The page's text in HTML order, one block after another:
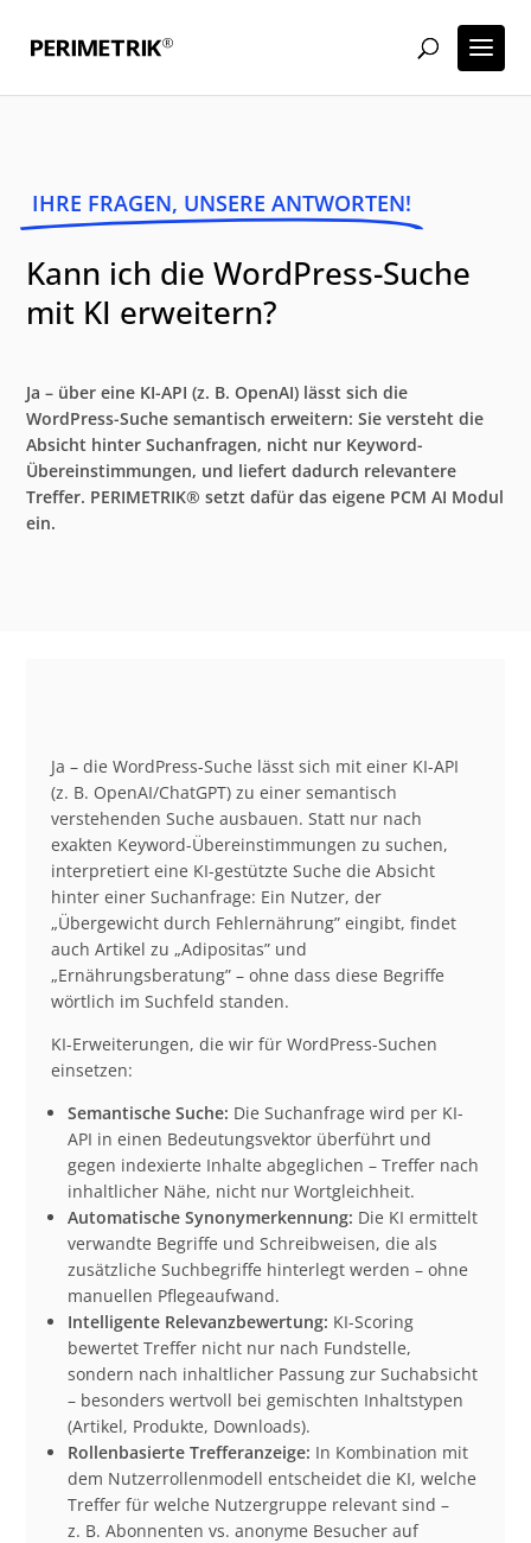
IHRE FRAGEN, UNSERE ANTWORTEN!
Kann ich die WordPress-Suche
mit KI erweitern?
Ja – über eine KI-API (z. B. OpenAI) lässt sich die
WordPress-Suche semantisch erweitern: Sie versteht die
Absicht hinter Suchanfragen, nicht nur Keyword-
Übereinstimmungen, und liefert dadurch relevantere
Treffer. PERIMETRIK® setzt dafür das eigene PCM AI Modul
ein.
Ja – die WordPress-Suche lässt sich mit einer KI-API
(z. B. OpenAI/ChatGPT) zu einer semantisch
verstehenden Suche ausbauen. Statt nur nach
exakten Keyword-Übereinstimmungen zu suchen,
interpretiert eine KI-gestützte Suche die Absicht
hinter einer Suchanfrage: Ein Nutzer, der
„Übergewicht durch Fehlernährung” eingibt, findet
auch Artikel zu „Adipositas” und
„Ernährungsberatung” – ohne dass diese Begriffe
wörtlich im Suchfeld standen.
KI-Erweiterungen, die wir für WordPress-Suchen
einsetzen:
Semantische Suche: Die Suchanfrage wird per KI-
API in einen Bedeutungsvektor überführt und
gegen indexierte Inhalte abgeglichen – Treffer nach
inhaltlicher Nähe, nicht nur Wortgleichheit.
Automatische Synonymerkennung: Die KI ermittelt
verwandte Begriffe und Schreibweisen, die als
zusätzliche Suchbegriffe hinterlegt werden – ohne
manuellen Pflegeaufwand.
Intelligente Relevanzbewertung: KI-Scoring
bewertet Treffer nicht nur nach Fundstelle,
sondern nach inhaltlicher Passung zur Suchabsicht
– besonders wertvoll bei gemischten Inhaltstypen
(Artikel, Produkte, Downloads).
Rollenbasierte Trefferanzeige: In Kombination mit
dem Nutzerrollenmodell entscheidet die KI, welche
Treffer für welche Nutzergruppe relevant sind –
z. B. Abonnenten vs. anonyme Besucher auf